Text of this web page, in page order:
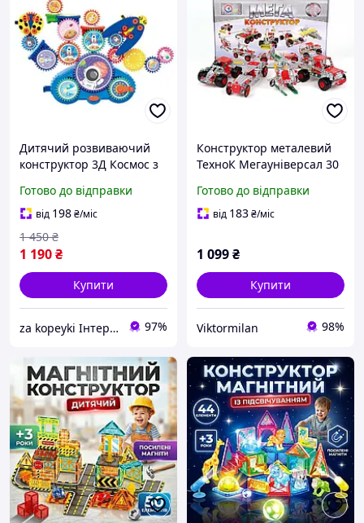
Дитячий розвиваючий
конструктор 3Д Космос з
Gear Set рухомий
механічний набір 18
деталей
Готово до відправки
від 198₴/міс
1 190₴
1 450 ₴
Купити
za kopeyki Інтернет магазин 97%
Конструктор металевий
ТехноК Мегауніверсал 30
Готово до відправки
від 183₴/міс
1 099₴
Купити
Viktormilan 98%